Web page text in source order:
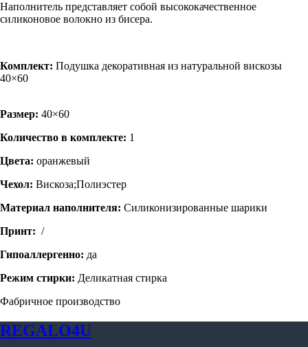
Наполнитель представляет собой высококачественное
силиконовое волокно из бисера.
Комплект: Подушка декоративная из натуральной вискозы
40×60
Размер: 40×60
Количество в комплекте: 1
Цвета: оранжевый
Чехол: Вискоза;Полиэстер
Материал наполнителя: Силиконизированные шарики
Принт: /
Гипоаллергенно: да
Режим стирки: Деликатная стирка
Фабричное производство
REGALO4U